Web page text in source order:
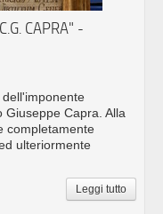
CAPRA" -
Giuseppe Capra. Alla
completamente
ulteriormente
Leggi tutto